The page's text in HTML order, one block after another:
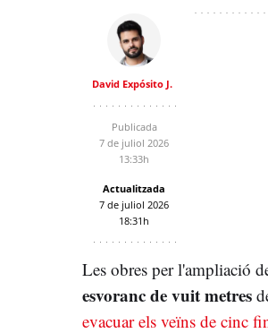
David Expósito J.
Publicada
7 de juliol 2026
13:33h
Actualitzada
7 de juliol 2026
18:31h
Les obres per l'ampliació
esvoranc de vuit metres
evacuar els veïns de cinc